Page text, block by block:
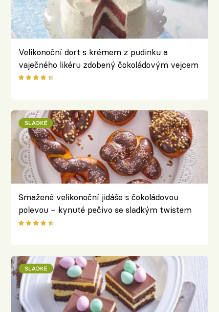
Velikonoční dort s krémem z pudinku a
vaječného likéru zdobený čokoládovým vejcem
SLADKÉ
Smažené velikonoční jidáše s čokoládovou
polevou – kynuté pečivo se sladkým twistem
SLADKÉ